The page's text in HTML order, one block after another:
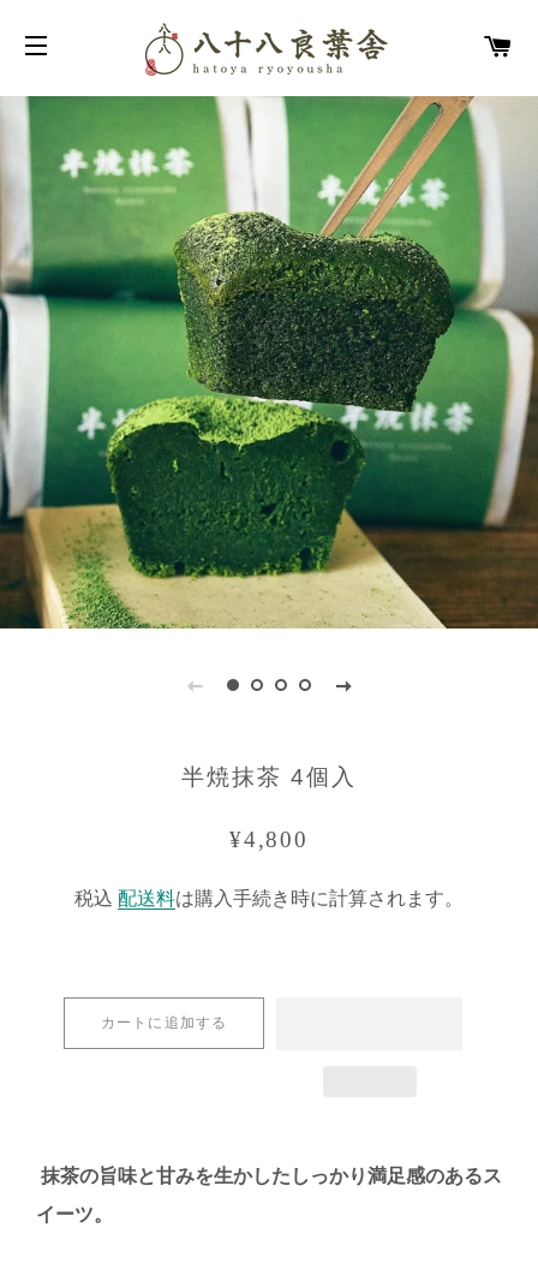
サイトメニュー
半焼抹茶 4個入
通
価
販
価
¥4,800
税込 配送料は購入手続き時に計算されます。
カートに追加する
抹茶の旨味と甘みを生かしたしっかり満足感のあるス
イーツ。